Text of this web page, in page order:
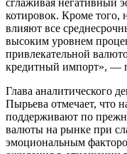
котировок. Кроме того,
влияют все
высоким уровнем
привлекательной
кредитный импорт», —
Глава аналитического
Пырьева отмечает, что
поддерживают по
валюты на рынке при
эмоциональным